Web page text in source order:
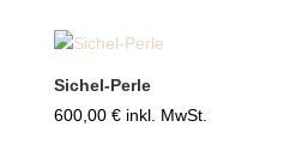
Sichel-Perle
600,00 € inkl. MwSt.